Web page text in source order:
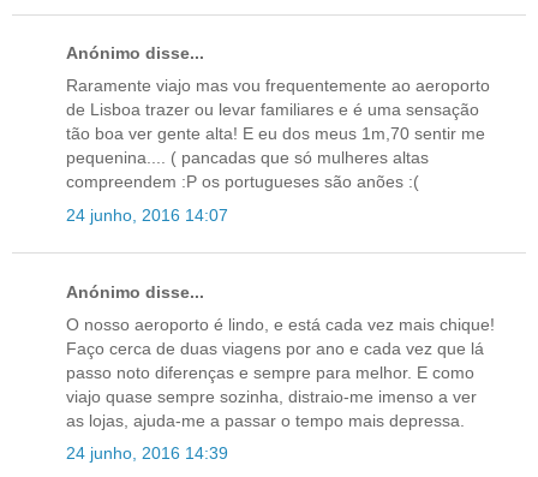
Anónimo disse...
Raramente viajo mas vou frequentemente ao aeroporto
de Lisboa trazer ou levar familiares e é uma sensação
tão boa ver gente alta! E eu dos meus 1m,70 sentir me
pequenina.... ( pancadas que só mulheres altas
compreendem :P os portugueses são anões :(
24 junho, 2016 14:07
Anónimo disse...
O nosso aeroporto é lindo, e está cada vez mais chique!
Faço cerca de duas viagens por ano e cada vez que lá
passo noto diferenças e sempre para melhor. E como
viajo quase sempre sozinha, distraio-me imenso a ver
as lojas, ajuda-me a passar o tempo mais depressa.
24 junho, 2016 14:39